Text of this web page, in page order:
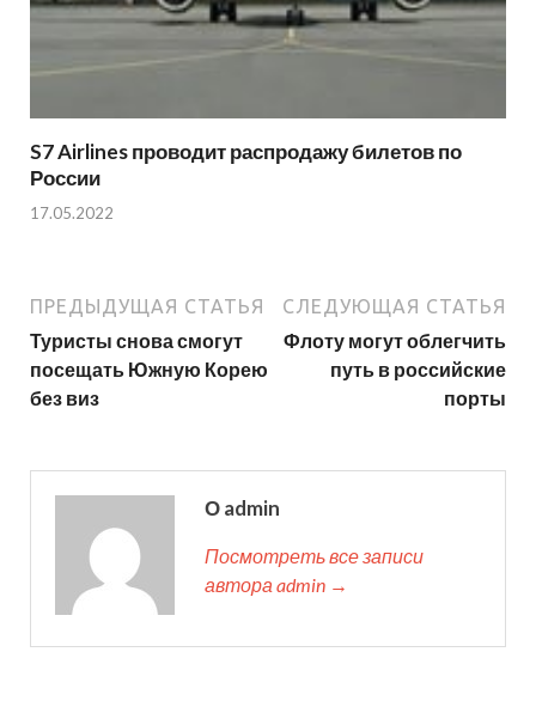
S7 Airlines проводит распродажу билетов по
России
17.05.2022
ПРЕДЫДУЩАЯ СТАТЬЯ
Туристы снова смогут
посещать Южную Корею
без виз
СЛЕДУЮЩАЯ СТАТЬЯ
Флоту могут облегчить
путь в российские
порты
О admin
Посмотреть все записи
автора admin →